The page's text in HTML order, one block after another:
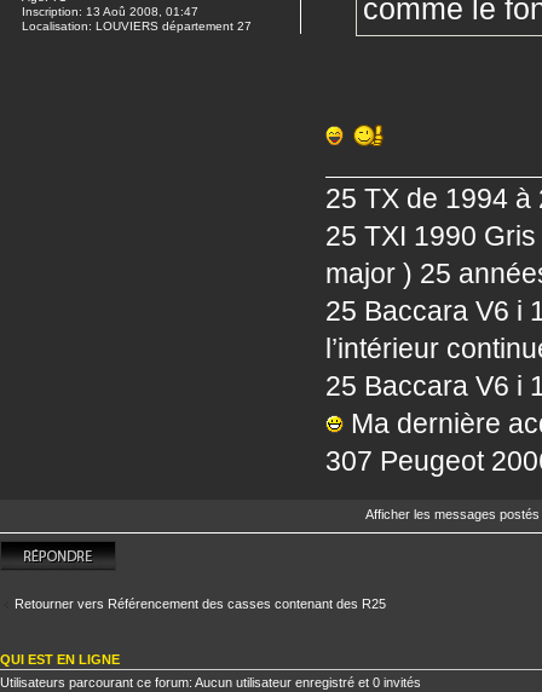
comme le
25 TX de 1994 à
25 TXI 1990
major ) 25
25 Baccara V6 i
l’intérieur
25 Baccara V6 i
Ma dernière
307 Peugeot
Inscription: 13 Aoû 2008, 01:47
Localisation: LOUVIERS département 27
Afficher les messages
Répondre
Retourner vers Référencement des casses contenant des R25
QUI EST EN LIGNE
Utilisateurs parcourant ce forum: Aucun utilisateur enregistré et 0 invités